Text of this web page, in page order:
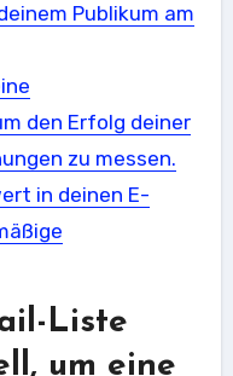
Publikum am
den Erfolg deiner
zu messen.
in deinen E-
Liste
um eine